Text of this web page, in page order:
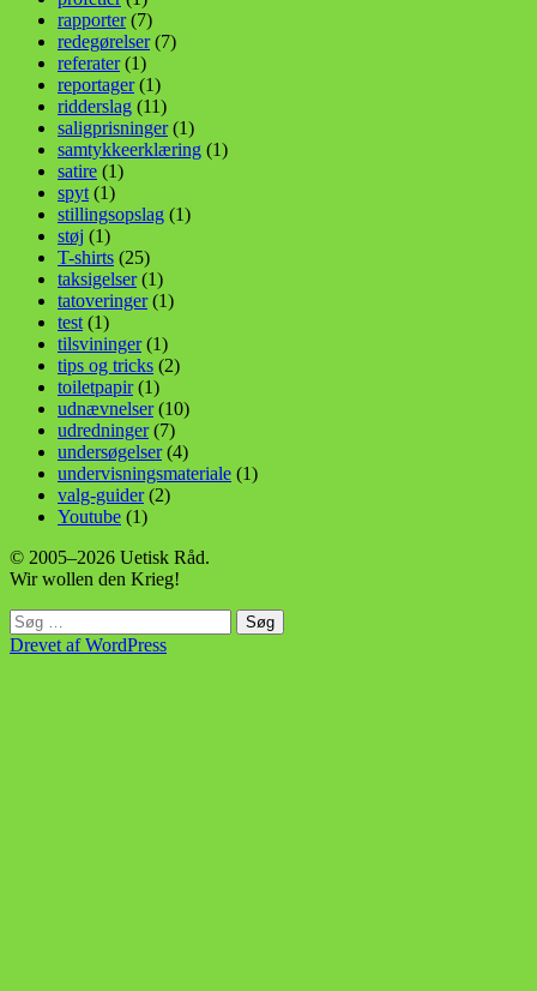
rapporter(7)
redegørelser(7)
referater(1)
reportager(1)
ridderslag (11)
saligprisninger(1)
samtykkeerklæring (1)
satire (1)
spyt (1)
stillingsopslag (1)
støj (1)
T-shirts (25)
taksigelser(1)
tatoveringer(1)
test (1)
tilsvininger(1)
tips og tricks (2)
toiletpapir(1)
udnævnelser(10)
udredninger(7)
undersøgelser(4)
undervisningsmateriale (1)
valg-guider(2)
Youtube (1)
© 2005–2026 Uetisk Råd.
Wir wollen den Krieg!
Søg
efter:
Drevet af WordPress